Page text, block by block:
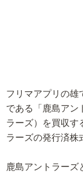
フリマアプリの雄
である「鹿島アン
ラーズ）を買収す
ラーズの発行済株
鹿島アントラーズ